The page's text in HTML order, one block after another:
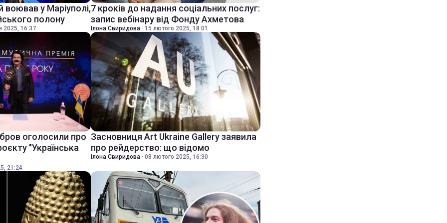
у Маріуполі,
полону
2025, 16:37
7 кроків до надання соціальних послуг:
запис вебінару від Фонду Ахметова
Ілона Свиридова · 15 лютого 2025, 18:01
оголосили про
"Українська
21:24
Засновниця Art Ukraine Gallery заявила
про рейдерство: що відомо
Ілона Свиридова · 08 лютого 2025, 16:30